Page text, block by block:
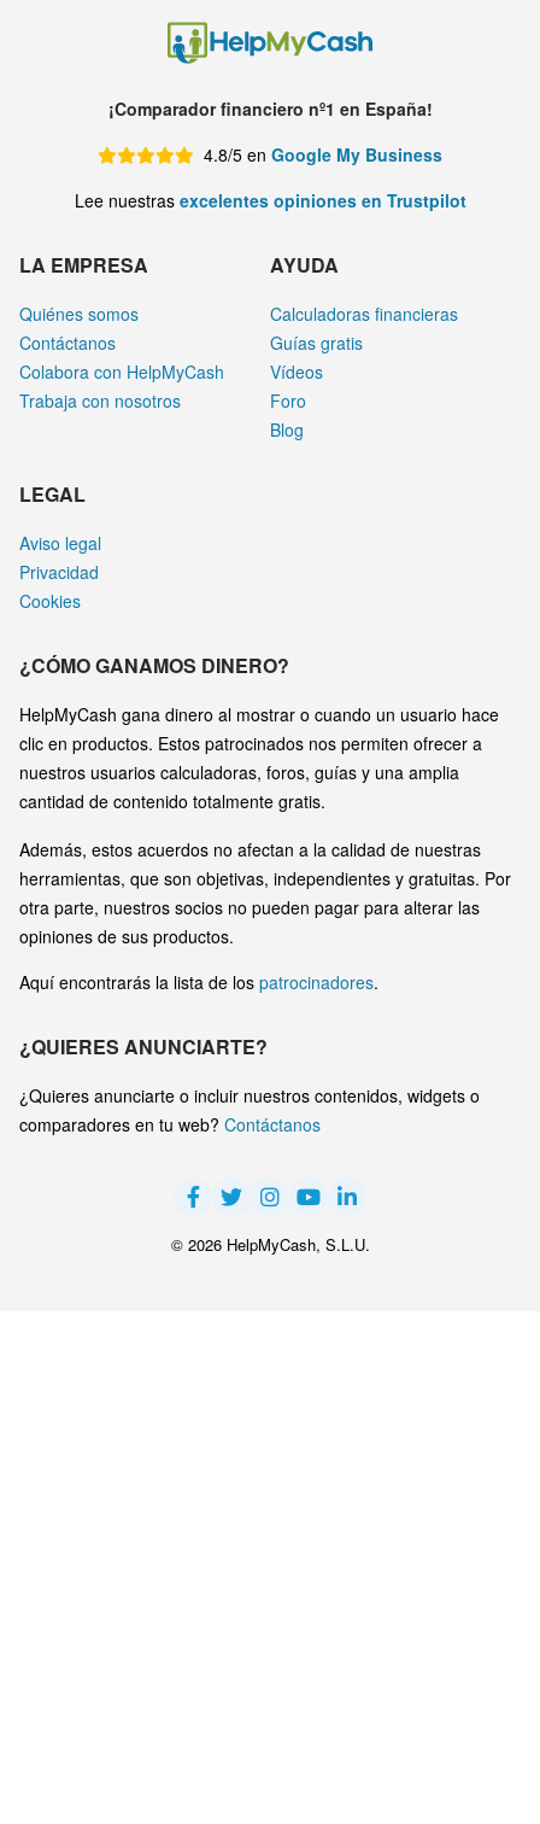
¡Comparador financiero nº1 en España!
4.8/5 en Google My Business
Lee nuestras excelentes opiniones en Trustpilot
LA EMPRESA
Quiénes somos
Contáctanos
Colabora con HelpMyCash
Trabaja con nosotros
AYUDA
Calculadoras financieras
Guías gratis
Vídeos
Foro
Blog
LEGAL
Aviso legal
Privacidad
Cookies
¿CÓMO GANAMOS DINERO?
HelpMyCash gana dinero al mostrar o cuando un usuario hace
clic en productos. Estos patrocinados nos permiten ofrecer a
nuestros usuarios calculadoras, foros, guías y una amplia
cantidad de contenido totalmente gratis.
Además, estos acuerdos no afectan a la calidad de nuestras
herramientas, que son objetivas, independientes y gratuitas. Por
otra parte, nuestros socios no pueden pagar para alterar las
opiniones de sus productos.
Aquí encontrarás la lista de los patrocinadores.
¿QUIERES ANUNCIARTE?
¿Quieres anunciarte o incluir nuestros contenidos, widgets o
comparadores en tu web? Contáctanos
© 2026 HelpMyCash, S.L.U.